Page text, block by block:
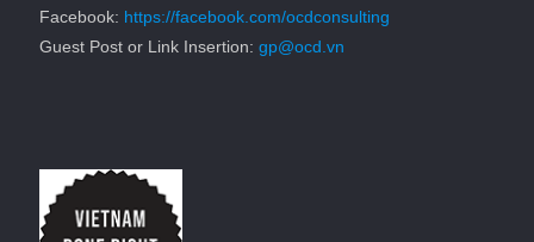
Facebook: https://facebook.com/ocdconsulting
Guest Post or Link Insertion: gp@ocd.vn